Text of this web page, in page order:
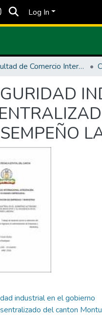
Log In
Facultad de Comercio Internacional, Integración, Administración y Economía Empresarial
industrial en el gobierno
del canton